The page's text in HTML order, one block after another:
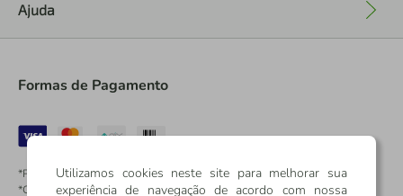
Ajuda
Formas de Pagamento
*Pontos dos Cartões Sicredi
*Cartões Sicredi
Utilizamos cookies neste site para melhorar sua
experiência de navegação de acordo com nossa